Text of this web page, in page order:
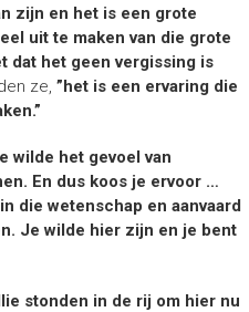
zijn en het is een grote
uit te maken van die grote
dat het geen vergissing is
ze, ”het is een ervaring die
wilde het gevoel van
En dus koos je ervoor …
die wetenschap en aanvaard
Je wilde hier zijn en je bent
stonden in de rij om hier nu